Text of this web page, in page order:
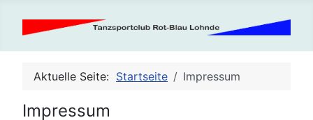
Aktuelle Seite: Startseite Impressum
Impressum